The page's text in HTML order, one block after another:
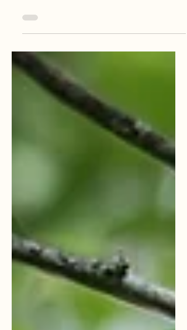
cafetero de Colombia. descubre la razon
por que es un imperdible en tus proximos
familia, pareja, romance, cultura, naturaleza.